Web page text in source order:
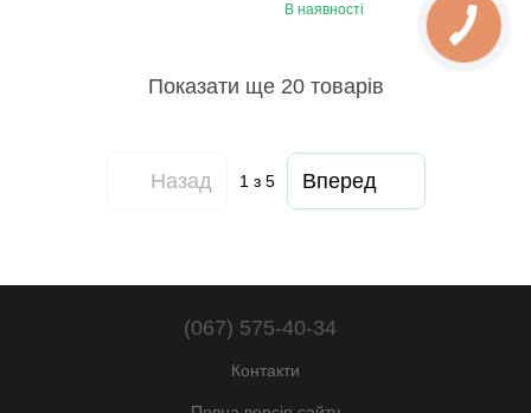
В наявності
Показати ще 20 товарів
Назад 1з 5 Вперед
(067) 575-40-34
Контакти